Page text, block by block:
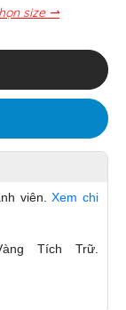
size ⇀
viên.Xem chi
Tích Trữ.